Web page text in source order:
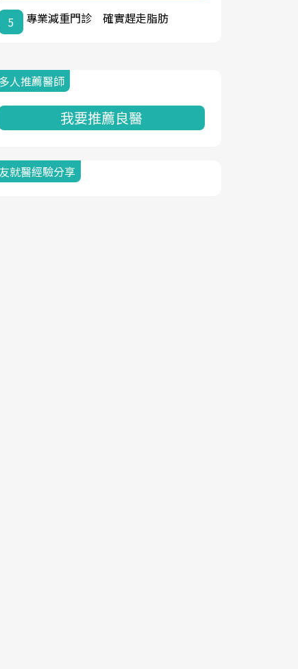
5 專業減重門診 確實趕走脂肪
人推薦醫師
我要推薦良醫
就醫經驗分享